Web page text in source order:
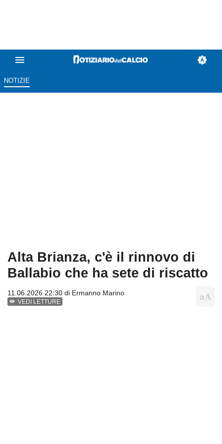
NOTIZIE
Alta Brianza, c'è il rinnovo di
Ballabio che ha sete di riscatto
11.06.2026 22:30 di Ermanno Marino
VEDI LETTURE